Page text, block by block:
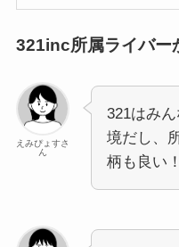
321inc所属ライバー
えみぴょすさ
ん
321はみ
境だし、
柄も良い！